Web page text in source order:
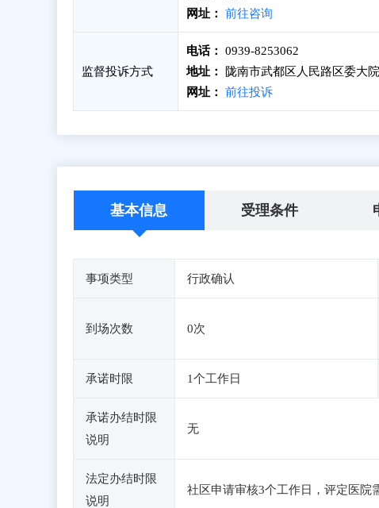
网址：
前往咨询
监督投诉方式
电话：
0939-8253062
地址：
陇南市武都区人民路区委大
网址：
前往投诉
基本信息 受理条件
事项类型 行政确认
到场次数 0次
承诺时限 1个工作日
承诺办结时限
说明
无
法定办结时限
说明
社区申请审核3个工作日，评定医院